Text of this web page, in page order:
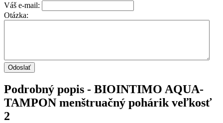
Váš e-mail:
Otázka:
Podrobný popis - BIOINTIMO AQUA-
TAMPON menštruačný pohárik veľkosť
2